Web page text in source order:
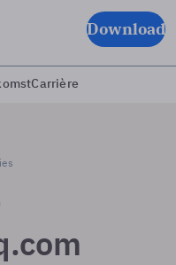
Download
Carrière